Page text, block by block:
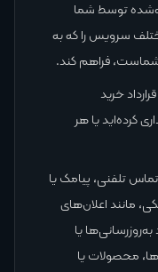
توسط شما
سرویس را که به
فراهم کند.
خرید
کرده‌اید یا هر
تلفنی، پیامک یا
مانند اعلان‌های
یا
محصولات یا